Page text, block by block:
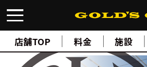
店舗TOP 料金 施設
FIND A GYM店舗検索
ABOUT ゴールドジムについて